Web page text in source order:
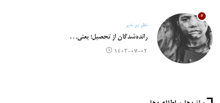
۵
نظر بر خبر
رانده‌شدگان از تحصیل؛ یعنی. . .
۱۴۰۳-۰۷-۰۲